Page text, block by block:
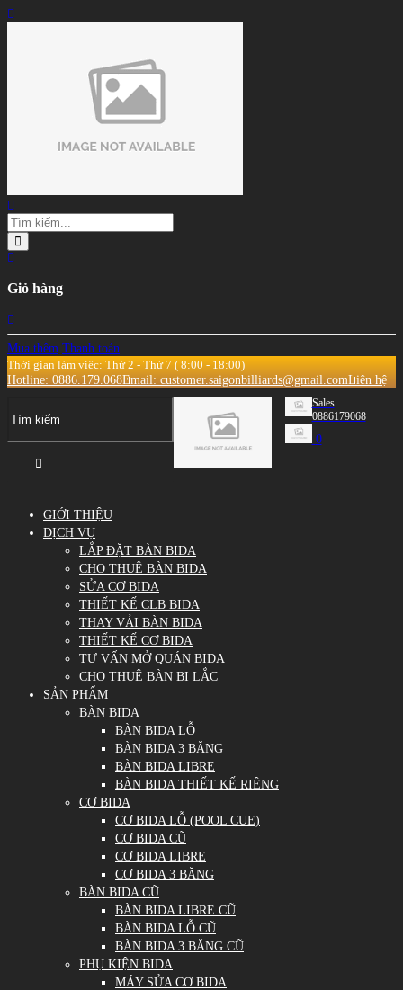
Giỏ hàng
Mua thêm Thanh toán
Thời gian làm việc: Thứ 2 - Thứ 7 ( 8:00 - 18:00)
Hotline: 0886.179.068Email: customer.saigonbilliards@gmail.comLiên hệ
Sales
0886179068
0
GIỚI THIỆU
DỊCH VỤ
LẮP ĐẶT BÀN BIDA
CHO THUÊ BÀN BIDA
SỬA CƠ BIDA
THIẾT KẾ CLB BIDA
THAY VẢI BÀN BIDA
THIẾT KẾ CƠ BIDA
TƯ VẤN MỞ QUÁN BIDA
CHO THUÊ BÀN BI LẮC
SẢN PHẨM
BÀN BIDA
BÀN BIDA LỖ
BÀN BIDA 3 BĂNG
BÀN BIDA LIBRE
BÀN BIDA THIẾT KẾ RIÊNG
CƠ BIDA
CƠ BIDA LỖ (POOL CUE)
CƠ BIDA CŨ
CƠ BIDA LIBRE
CƠ BIDA 3 BĂNG
BÀN BIDA CŨ
BÀN BIDA LIBRE CŨ
BÀN BIDA LỖ CŨ
BÀN BIDA 3 BĂNG CŨ
PHỤ KIỆN BIDA
MÁY SỬA CƠ BIDA